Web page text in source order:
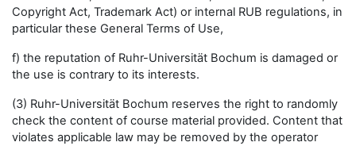
Copyright Act, Trademark Act) or internal RUB regulations, in
particular these General Terms of Use,
f) the reputation of Ruhr-Universität Bochum is damaged or
the use is contrary to its interests.
(3) Ruhr-Universität Bochum reserves the right to randomly
check the content of course material provided. Content that
violates applicable law may be removed by the operator